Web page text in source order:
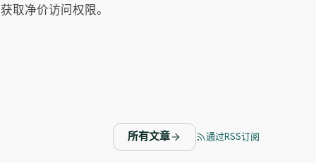
取净价访问权限。
所有文章 通过RSS订阅